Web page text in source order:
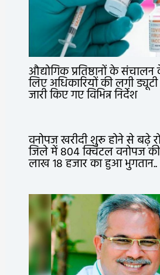
औद्योगिक प्रतिष्ठानों के
लिए अधिकारियों की लगी ड्यूटी
जारी किए गए विभिन्न निर्देश
वनोपज खरीदी शुरू होने से बढ़े
जिले में 804 क्विंटल वनोपज की
लाख 18 हजार का हुआ भुगतान..